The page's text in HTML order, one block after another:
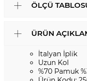
ÖLÇÜ
ÜRÜN
İtalyan İplik
Uzun Kol
%70 Pamuk